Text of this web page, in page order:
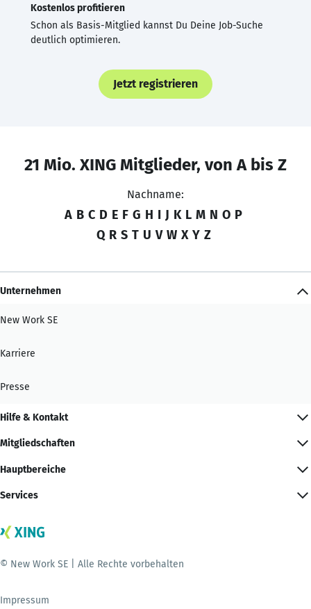
Kostenlos profitieren
Schon als Basis-Mitglied kannst Du Deine Job-Suche
deutlich optimieren.
Jetzt registrieren
21 Mio. XING Mitglieder, von A bis Z
Nachname:
A B C D E F G H I J K L M N O P
Q R S T U V W X Y Z
Unternehmen
New Work SE
Karriere
Presse
Hilfe & Kontakt
Mitgliedschaften
Hauptbereiche
Services
© New Work SE | Alle Rechte vorbehalten
Impressum